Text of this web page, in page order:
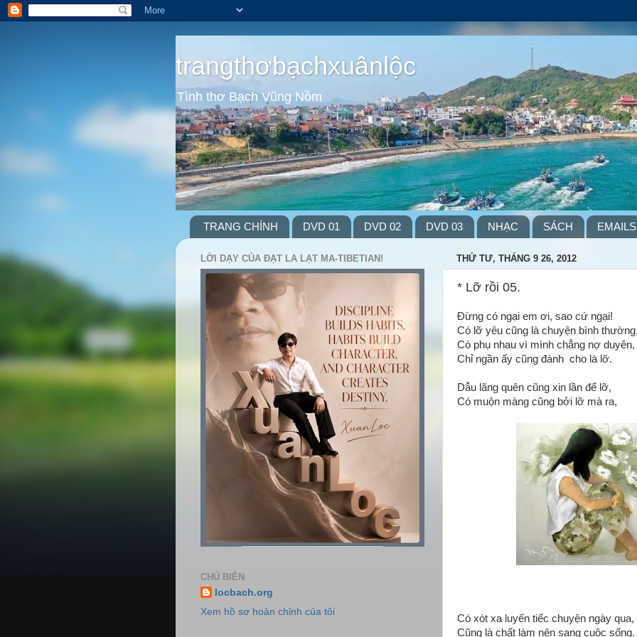
trangthơbạchxuânlộc
Tình thơ Bạch Vũng Nồm
TRANG CHÍNH DVD 01 DVD 02 DVD 03 NHẠC SÁCH EMAILS
THỨ TƯ, THÁNG 9 26, 2012
* Lỡ rồi 05.
Đừng có ngại em ơi, sao cứ ngại!
Có lỡ yêu cũng là chuyện bình
Có phụ nhau vì mình chẳng nợ duyên,
Chỉ ngần ấy cũng đành cho là lỡ.
Dẫu lãng quên cũng xin lần để lỡ,
Có muộn màng cũng bởi lỡ mà ra,
Có xót xa luyến tiếc chuyện ngày qua,
Cũng là chất làm nên sang cuộc sống.
LỜI DẠY CỦA ĐẠT LA LẠT MA-TIBETIAN!
CHỦ BIÊN
locbach.org
Xem hồ sơ hoàn chỉnh của tôi